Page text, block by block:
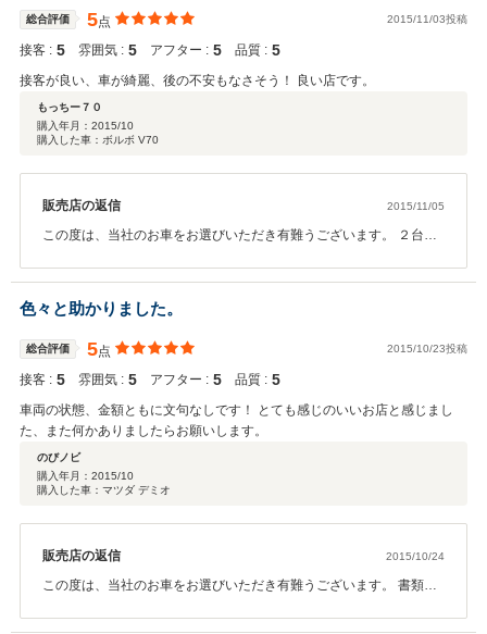
などございましたらお電話でも構いませんのでどんどんおたずね下
さい。 今後ともよろしくお願いいたします。
総合評価 5点 2015/11/03投稿
接客 : 5 雰囲気 : 5 アフター : 5 品質 : 5
接客が良い、車が綺麗、後の不安もなさそう！ 良い店です。
もっちー７０
購入年月： 2015/10
購入した車：ボルボ V70
販売店の返信 2015/11/05
この度は、当社のお車をお選びいただき有難うございます。 ２台並
いお付き合いよろしくお願いいたします！
色々と助かりました。
総合評価 5点 2015/10/23投稿
接客 : 5 雰囲気 : 5 アフター : 5 品質 : 5
車両の状態、金額ともに文句なしです！ とても感じのいいお店と感じまし
た、また何かありましたらお願いします。
のびノビ
購入年月： 2015/10
購入した車：マツダ デミオ
販売店の返信 2015/10/24
この度は、当社のお車をお選びいただき有難うございます。 書類な